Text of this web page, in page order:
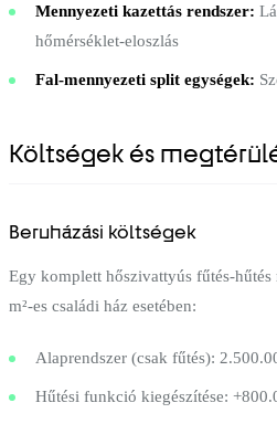
Mennyezeti kazettás rendszer:
hőmérséklet-eloszlás
Fal-mennyezeti split egységek:
Költségek és
Beruházási költségek
Egy komplett hőszivattyús fűtés-hűtés
m²-es családi ház esetében:
Alaprendszer (csak fűtés):
Hűtési funkció kiegészítése: